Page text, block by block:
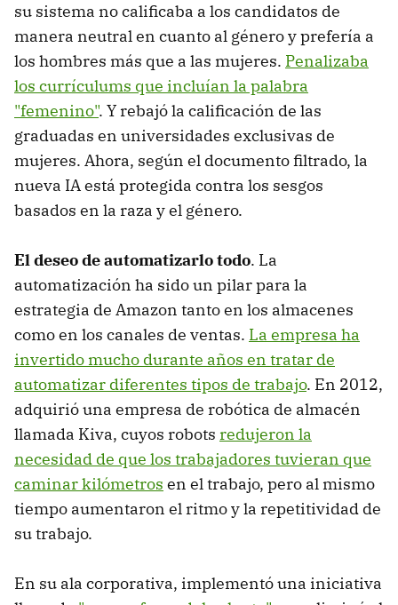
su sistema no calificaba a los candidatos de
manera neutral en cuanto al género y prefería a
los hombres más que a las mujeres. Penalizaba
los currículums que incluían la palabra
"femenino". Y rebajó la calificación de las
graduadas en universidades exclusivas de
mujeres. Ahora, según el documento filtrado, la
nueva IA está protegida contra los sesgos
basados ​​en la raza y el género.
El deseo de automatizarlo todo. La
automatización ha sido un pilar para la
estrategia de Amazon tanto en los almacenes
como en los canales de ventas. La empresa ha
invertido mucho durante años en tratar de
automatizar diferentes tipos de trabajo. En 2012,
adquirió una empresa de robótica de almacén
llamada Kiva, cuyos robots redujeron la
necesidad de que los trabajadores tuvieran que
caminar kilómetros en el trabajo, pero al mismo
tiempo aumentaron el ritmo y la repetitividad de
su trabajo.
En su ala corporativa, implementó una iniciativa